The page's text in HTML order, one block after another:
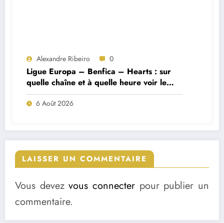
Alexandre Ribeiro 0
Ligue Europa – Benfica – Hearts : sur
quelle chaîne et à quelle heure voir le
match ?
6 Août 2026
LAISSER UN COMMENTAIRE
Vous devezvous connecter pour publier un
commentaire.